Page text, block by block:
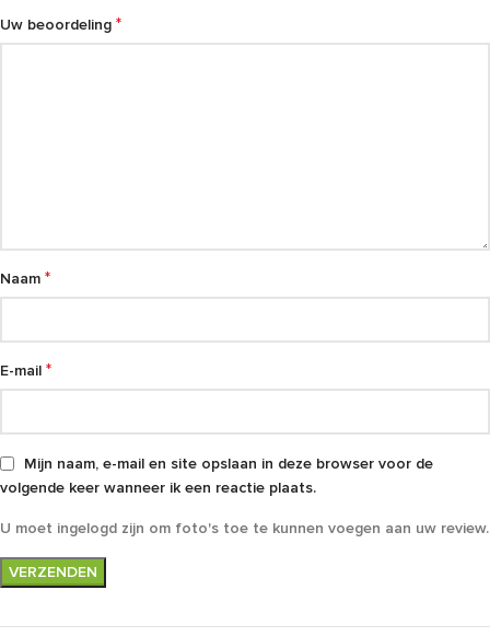
Uw beoordeling *
Naam *
E-mail *
Mijn naam, e-mail en site opslaan in deze browser voor de
volgende keer wanneer ik een reactie plaats.
U moet ingelogd zijn om foto's toe te kunnen voegen aan uw review.